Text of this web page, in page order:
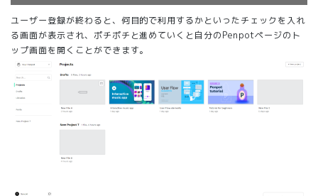
ユーザー登録が終わると、何目的で利用するかといったチェックを入れ
る画面が表示され、ポチポチと進めていくと自分のPenpotページのト
ップ画面を開くことができます。